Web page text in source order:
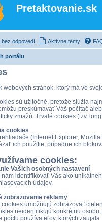
Pretaktovanie.sk
bez odpovedí Aktívne témy
portálu
webových stránok, ktorý má vo
sú užitočné, pretože slúžia
preskúmavať Váš počítač
zmažú. Trvalé cookies (tzv.
cookies
(Internet Explorer,
ich použitie, prípadne ich
cookies:
Vašich osobných nastavení
nám identifikovať Vás ako
údajov.
zobrazovanie reklamy
cookies umožňujú zobrazovať
neidentifikujú konkrétnu
počtu používateľov, ktorých zaujala.